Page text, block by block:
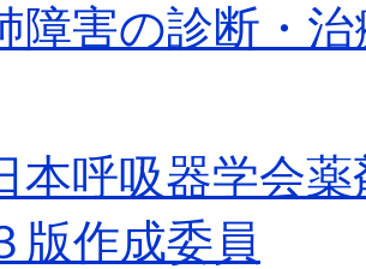
障害の診断・
本呼吸器学会
版作成委員